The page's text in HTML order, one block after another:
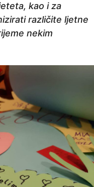
kao i za
različite ljetne
nekim